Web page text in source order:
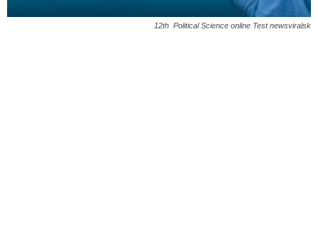
12th Political Science online Test newsviralsk